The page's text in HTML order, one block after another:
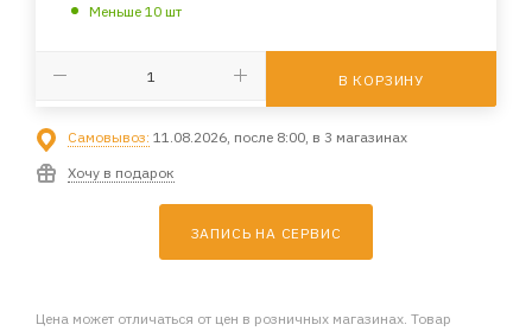
Меньше 10 шт
В КОРЗИНУ
Самовывоз: 11.08.2026, после 8:00, в 3 магазинах
Хочу в подарок
ЗАПИСЬ НА СЕРВИС
Цена может отличаться от цен в розничных магазинах. Товар